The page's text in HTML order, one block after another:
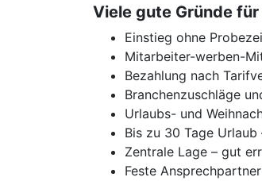
Viele gute Gründe für
Einstieg ohne
Mitarbeiter-werben-
Bezahlung nach
Branchenzuschläge
Urlaubs- und
Bis zu 30 Tage
Zentrale Lage – gut
Feste